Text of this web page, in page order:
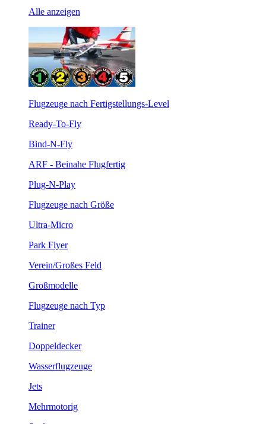
Alle anzeigen
Flugzeuge nach Fertigstellungs-Level
Ready-To-Fly
Bind-N-Fly
ARF - Beinahe Flugfertig
Plug-N-Play
Flugzeuge nach Größe
Ultra-Micro
Park Flyer
Verein/Großes Feld
Großmodelle
Flugzeuge nach Typ
Trainer
Doppeldecker
Wasserflugzeuge
Jets
Mehrmotorig